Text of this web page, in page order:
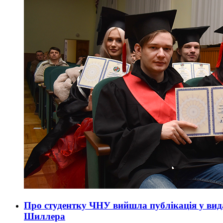
Про студентку ЧНУ вийшла публікація у
Шиллера